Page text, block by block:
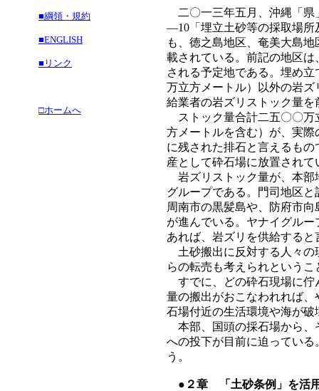
■綱領・規約
■ENGLISH
■リンク
□ホームへ
二〇一三年五月、沖縄「県
―10「埋立土砂等の採取場所
も、徳之島地区、奄美大島
載されている。前記の地区
される予定地である。埋め
万立方メートル）以外の岩
給業者の岩ズリストック量
ストック量合計二五〇〇万
方メートルを含む）が、実
に残された排石と言えるも
産として砕石場に放置され
岩ズリストック量が、本部
グループである。門司地区
周南市の黒髪島や、防府市
が進んでいる。ヤナイグル
あれば、岩ズリを供給する
土砂搬出に反対する人々の
らの転売も考えられという
すでに、どの砕石現場に佇
量の搬出がおこなわれれば
石場付近の生活環境や海が
本部、国頭の採石場から、
への投下が目前に迫ってい
う。
●２章 「土砂条例」を活